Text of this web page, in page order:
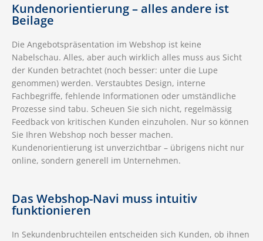
Kundenorientierung – alles andere ist
Beilage
Die Angebotspräsentation im Webshop ist keine
Nabelschau. Alles, aber auch wirklich alles muss aus Sicht
der Kunden betrachtet (noch besser: unter die Lupe
genommen) werden. Verstaubtes Design, interne
Fachbegriffe, fehlende Informationen oder umständliche
Prozesse sind tabu. Scheuen Sie sich nicht, regelmässig
Feedback von kritischen Kunden einzuholen. Nur so können
Sie Ihren Webshop noch besser machen.
Kundenorientierung ist unverzichtbar – übrigens nicht nur
online, sondern generell im Unternehmen.
Das Webshop-Navi muss intuitiv
funktionieren
In Sekundenbruchteilen entscheiden sich Kunden, ob ihnen